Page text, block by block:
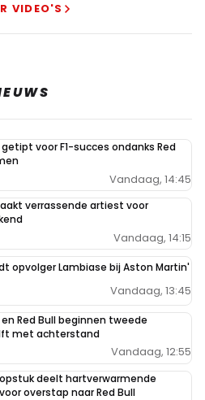
VIDEO'S
voor F1-succes ondanks Red
Vandaag, 14:45
verrassende artiest voor
Vandaag, 14:15
opvolger Lambiase bij Aston Martin'
Vandaag, 13:45
Red Bull beginnen tweede
met achterstand
Vandaag, 12:55
deelt hartverwarmende
overstap naar Red Bull